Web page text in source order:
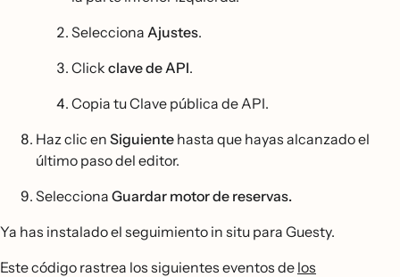
Selecciona Ajustes.
Click clave de API.
Copia tu Clave pública de API.
Haz clic en Siguiente hasta que hayas alcanzado el
último paso del editor.
Selecciona Guardar motor de reservas.
Ya has instalado el seguimiento in situ para Guesty.
Este código rastrea los siguientes eventos de los